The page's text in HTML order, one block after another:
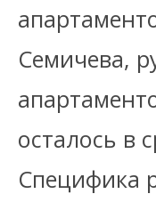
Семичева,
осталось в
Специфика